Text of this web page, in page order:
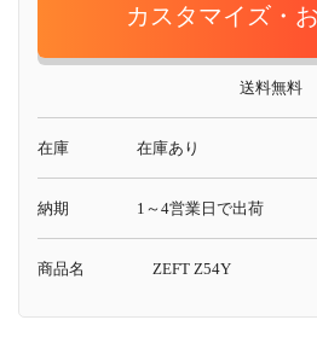
カスタマイズ・
送料無料
在庫 在庫あり
納期 1～4営業日で出荷
商品名 ZEFT Z54Y